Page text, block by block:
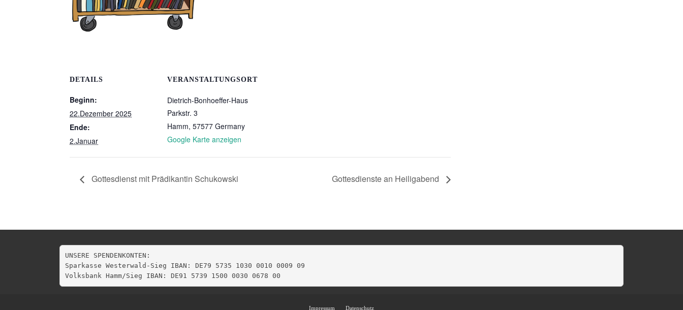
DETAILS
Beginn:
22.Dezember 2025
Ende:
2.Januar
VERANSTALTUNGSORT
Dietrich-Bonhoeffer-Haus
Parkstr. 3
Hamm, 57577 Germany
Google Karte anzeigen
Gottesdienst mit Prädikantin Schukowski Gottesdienste an Heiligabend
UNSERE SPENDENKONTEN:
Sparkasse Westerwald-Sieg IBAN: DE79 5735 1030 0010 0009 09
Volksbank Hamm/Sieg IBAN: DE91 5739 1500 0030 0678 00
Impressum Datenschutz